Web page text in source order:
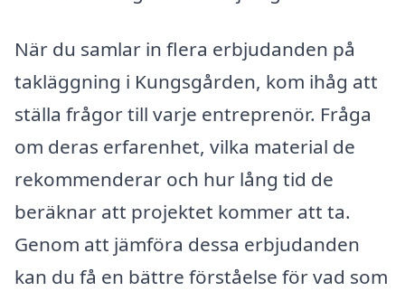
När du samlar in flera erbjudanden på
takläggning i Kungsgården, kom ihåg att
ställa frågor till varje entreprenör. Fråga
om deras erfarenhet, vilka material de
rekommenderar och hur lång tid de
beräknar att projektet kommer att ta.
Genom att jämföra dessa erbjudanden
kan du få en bättre förståelse för vad som